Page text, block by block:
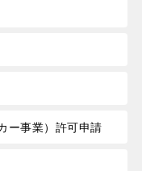
ー事業）許可申請